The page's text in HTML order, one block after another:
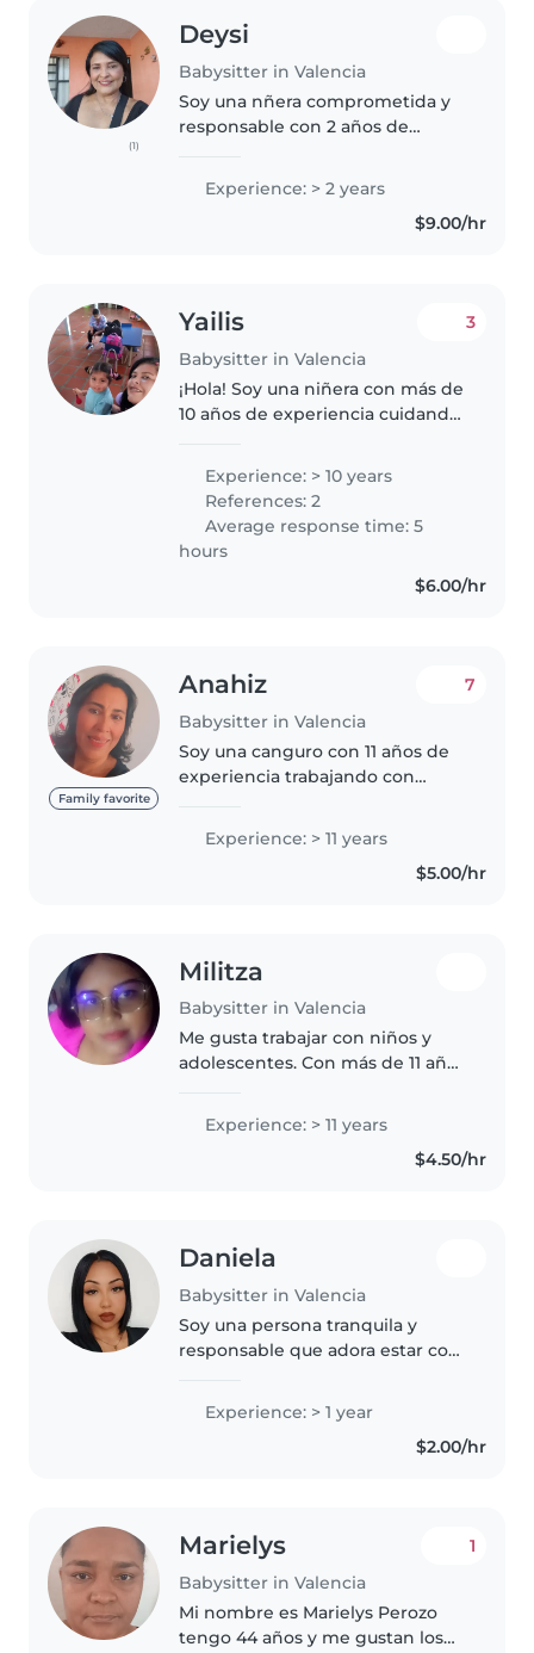
(1)
Deysi
Babysitter in Valencia
Soy una nñera comprometida y
responsable con 2 años de
especialmente de edad de
párvulo. Me gusta mucho
interactuar con los niños a través
Experience: > 2 years
$9.00/hr
Yailis
Babysitter in Valencia
3
¡Hola! Soy una niñera con más de
10 años de experiencia cuidando
bebés hasta escolares. Soy
madre, lo que me da una
perspectiva única y paciente
para..
Experience: > 10 years
References: 2
Average response time: 5
hours
$6.00/hr
Family favorite
Anahiz
Babysitter in Valencia
7
Soy una canguro con 11 años de
experiencia trabajando con
titulada en Educación Inicial y
tengo experiencia trabajando..
Experience: > 11 years
$5.00/hr
Militza
Babysitter in Valencia
Me gusta trabajar con niños y
adolescentes. Con más de 11 años
organizo actividades creativas
como manualidades, música o
cuentos. Ayudo con la tarea y..
Experience: > 11 years
$4.50/hr
Daniela
Babysitter in Valencia
Soy una persona tranquila y
responsable que adora estar con
experiencia cuidando a
pequeños de todas las edades,
me encanta leer, cantar y ayudar
Experience: > 1 year
$2.00/hr
Marielys
Babysitter in Valencia
1
Mi nombre es Marielys Perozo
tengo 44 años y me gustan los